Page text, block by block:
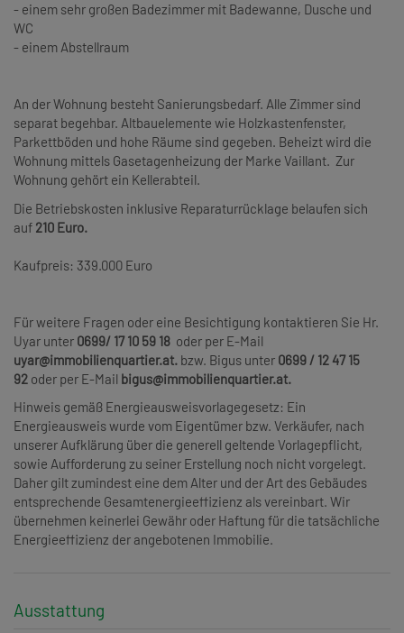
- einem sehr großen Badezimmer mit Badewanne, Dusche und
WC
- einem Abstellraum
An der Wohnung besteht Sanierungsbedarf. Alle Zimmer sind
separat begehbar. Altbauelemente wie Holzkastenfenster,
Parkettböden und hohe Räume sind gegeben. Beheizt wird die
Wohnung mittels Gasetagenheizung der Marke Vaillant. Zur
Wohnung gehört ein Kellerabteil.
Die Betriebskosten inklusive Reparaturrücklage belaufen sich
auf 210 Euro.
Kaufpreis: 339.000 Euro
Für weitere Fragen oder eine Besichtigung kontaktieren Sie Hr.
Uyar unter 0699/ 17 10 59 18 oder per E-Mail
uyar@immobilienquartier.at. bzw. Bigus unter 0699 / 12 47 15
92 oder per E-Mail bigus@immobilienquartier.at.
Hinweis gemäß Energieausweisvorlagegesetz: Ein
Energieausweis wurde vom Eigentümer bzw. Verkäufer, nach
unserer Aufklärung über die generell geltende Vorlagepflicht,
sowie Aufforderung zu seiner Erstellung noch nicht vorgelegt.
Daher gilt zumindest eine dem Alter und der Art des Gebäudes
entsprechende Gesamtenergieeffizienz als vereinbart. Wir
übernehmen keinerlei Gewähr oder Haftung für die tatsächliche
Energieeffizienz der angebotenen Immobilie.
Ausstattung